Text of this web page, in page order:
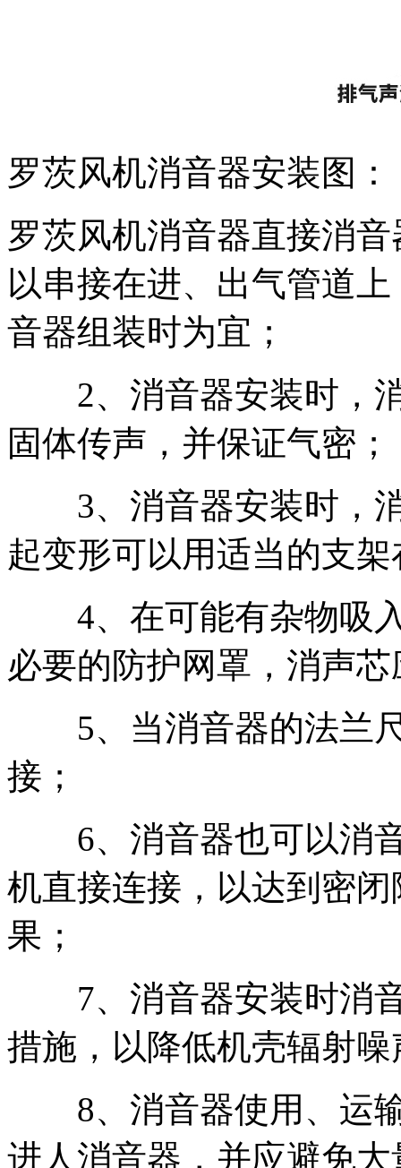
罗茨风机消音器安装图：
罗茨风机消音器直接消
以串接在进、出气管道
音器组装时为宜；
2、消音器安装时，消
固体传声，并保证气密；
3、消音器安装时，消
起变形可以用适当的支
4、在可能有杂物吸入
必要的防护网罩，消声
5、当消音器的法兰尺
接；
6、消音器也可以消音
机直接连接，以达到密
果；
7、消音器安装时消音
措施，以降低机壳辐射
8、消音器使用、运输
进人消音器，并应避免